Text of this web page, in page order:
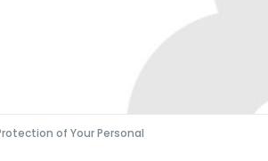
of Your Personal